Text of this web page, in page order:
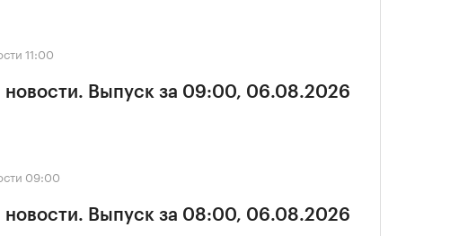
11:00
новости. Выпуск за 09:00, 06.08.2026
09:00
новости. Выпуск за 08:00, 06.08.2026